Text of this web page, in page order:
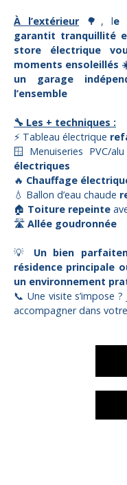
À l’extérieur🌳, le
garantit tranquillité
store électrique
moments ensoleillés
un garage
l’ensemble
🔧 Les + techniques :
⚡ Tableau électrique
🪟 Menuiseries PVC/alu
électriques
🔥 Chauffage
💧 Ballon d’eau chaude
🏠 Toiture repeinte
🛣️ Allée goudronnée
💡 Un bien
résidence principale
un environnement
📞 Une visite s’impose
accompagner dans